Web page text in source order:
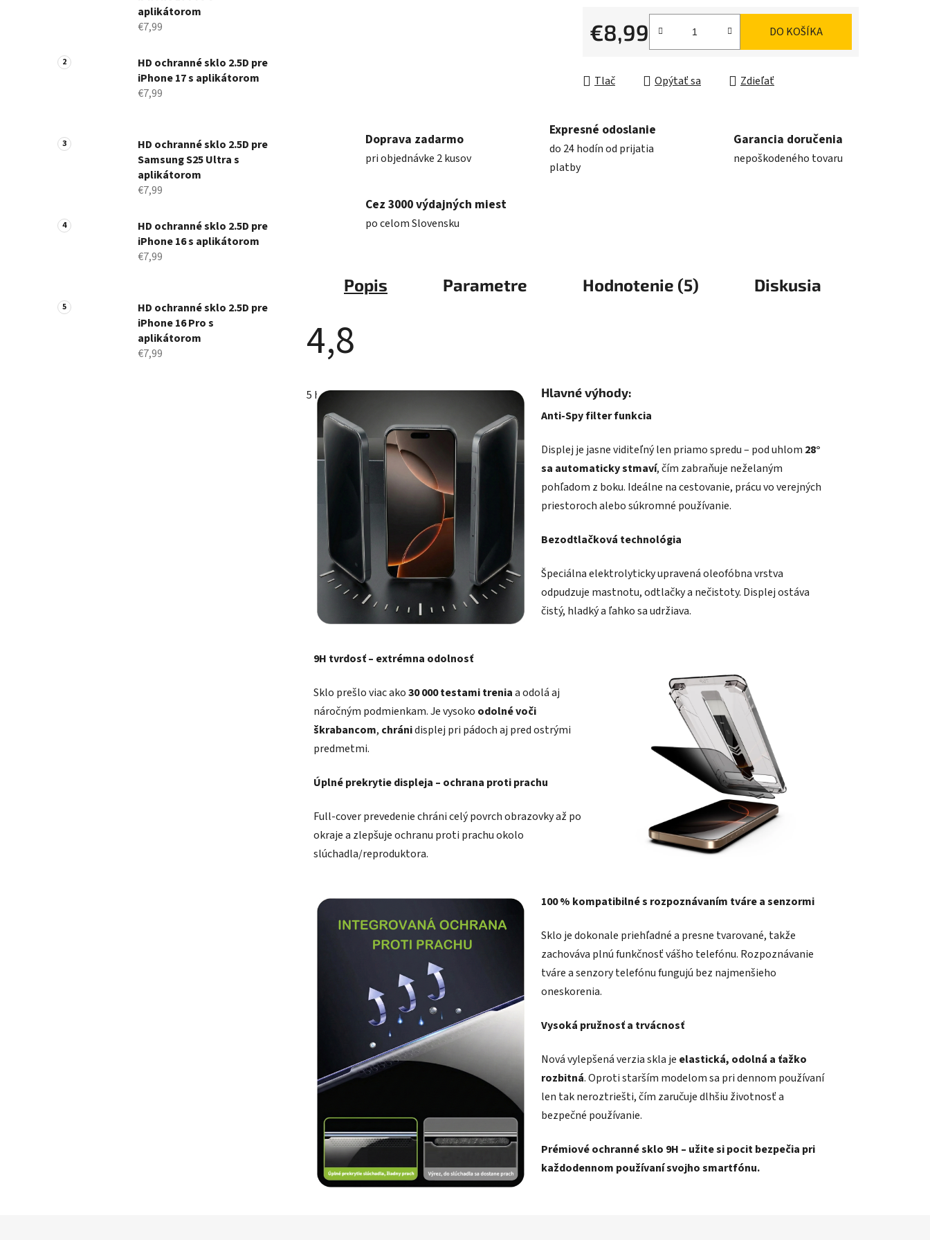
aplikátorom
€7,99
HD ochranné sklo 2.5D pre
iPhone 17 s aplikátorom
€7,99
HD ochranné sklo 2.5D pre
Samsung S25 Ultra s
aplikátorom
€7,99
HD ochranné sklo 2.5D pre
iPhone 16 s aplikátorom
€7,99
HD ochranné sklo 2.5D pre
iPhone 16 Pro s
aplikátorom
€7,99
€8,99
Jednotková cena:
DO KOŠÍKA
Tlač Opýtať sa Zdieľať
Doprava zadarmo
pri objednávke 2 kusov
Expresné odoslanie
do 24 hodín od prijatia
platby
Garancia doručenia
nepoškodeného tovaru
Cez 3000 výdajných miest
po celom Slovensku
Popis Parametre Hodnotenie (5) Diskusia
4,8
produktu
hviezdičiek.
5 hodnotení
Hlavné výhody:
Anti-Spy filter funkcia
Displej je jasne viditeľný len priamo spredu – pod uhlom 28°
sa automaticky stmaví, čím zabraňuje neželaným
pohľadom z boku. Ideálne na cestovanie, prácu vo verejných
priestoroch alebo súkromné používanie.
Bezodtlačková technológia
Špeciálna elektrolyticky upravená oleofóbna vrstva
odpudzuje mastnotu, odtlačky a nečistoty. Displej ostáva
čistý, hladký a ľahko sa udržiava.
9H tvrdosť – extrémna odolnosť
Sklo prešlo viac ako30 000 testami treniaa odolá aj
náročným podmienkam. Je vysoko odolné voči
škrabancom, chránidisplej pri pádoch aj pred ostrými
predmetmi.
Úplné prekrytie displeja – ochrana proti prachu
Full-cover prevedenie chráni celý povrch obrazovky až po
okraje a zlepšuje ochranu proti prachu okolo
slúchadla/reproduktora.
100 % kompatibilné s rozpoznávaním tváre a senzormi
Sklo je dokonale priehľadné a presne tvarované, takže
zachováva plnú funkčnosť vášho telefónu. Rozpoznávanie
tváre a senzory telefónu fungujú bez najmenšieho
oneskorenia.
Vysoká pružnosť a trvácnosť
Nová vylepšená verzia skla je elastická, odolná a ťažko
rozbitná. Oproti starším modelom sa pri dennom používaní
len tak neroztriešti, čím zaručuje dlhšiu životnosť a
bezpečné používanie.
Prémiové ochranné sklo 9H – užite si pocit bezpečia pri
každodennom používaní svojho smartfónu.